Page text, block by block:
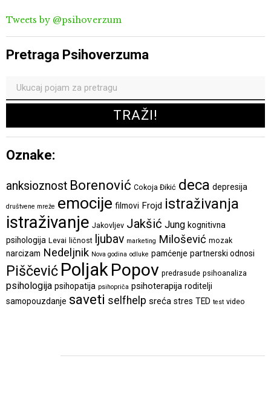
Tweets by @psihoverzum
Pretraga Psihoverzuma
Oznake:
anksioznost Borenović Cokoja Đikić deca depresija
društvene mreže emocije filmovi Frojd istraživanja
istraživanje Jakovljev Jakšić Jung kognitivna
psihologija Levai ličnost ljubav marketing Milošević mozak
narcizam Nedeljnik Nova godina odluke pamćenje partnerski odnosi
Piščević PoljakPopov predrasude psihoanaliza
psihologija psihopatija psihopriča psihoterapija roditelji
samopouzdanje saveti selfhelp sreća stres TED test video